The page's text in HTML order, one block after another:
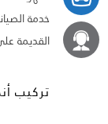
خدمة
القديمة
تركيب